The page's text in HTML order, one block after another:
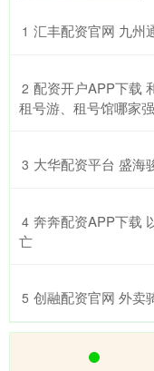
1 汇丰配资官网 九州
2 配资开户APP下载
租号游、租号馆哪家
3 大华配资平台 盛海
4 奔奔配资APP下载
亡
5 创融配资官网 外卖